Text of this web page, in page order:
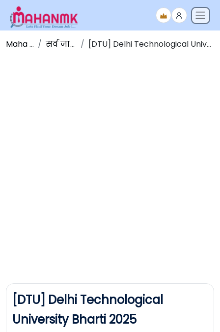
Maha NMK सर्व जाहिराती [DTU] Delhi Technological University Bharti 2025
[DTU] Delhi Technological
University Bharti 2025